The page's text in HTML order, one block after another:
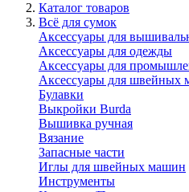
Каталог товаров
Всё для сумок
Аксессуары для
Аксессуары для одежды
Аксессуары для
Аксессуары для швейных
Булавки
Выкройки Burda
Вышивка ручная
Вязание
Запасные части
Иглы для швейных машин
Инструменты